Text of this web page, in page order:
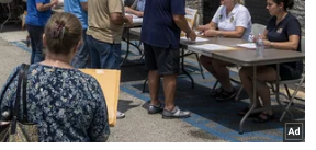
Canada đã tiêm vaccine phòng
đi lại trên phạm vi quốc tế.